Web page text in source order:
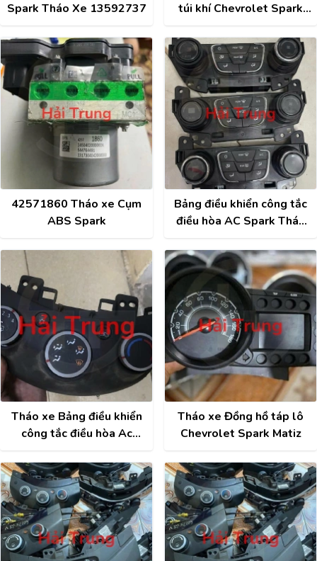
Spark Tháo Xe 13592737
túi khí Chevrolet Spark
42571860 Tháo xe Cụm
ABS Spark
Bảng điều khiển công tắc
điều hòa AC Spark Tháo
Tháo xe Bảng điều khiển
công tắc điều hòa Ac
2015 2016
Tháo xe Đồng hồ táp lô
Chevrolet Spark Matiz